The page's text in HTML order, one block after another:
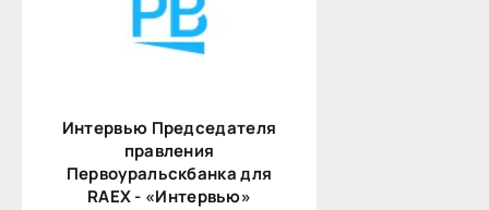
Интервью Председателя
правления
Первоуральскбанка для
RAEX - «Интервью»